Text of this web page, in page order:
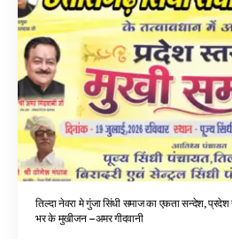
तिल्दा नेवरा मे गुंजा सिंधी समाज का एकता सन्देश,
भर के मुखीजन –अमर गीदवानी